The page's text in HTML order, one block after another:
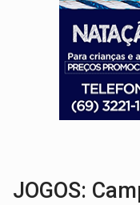
Anvisa
MAIS
VÍDEO:
JOGOS: